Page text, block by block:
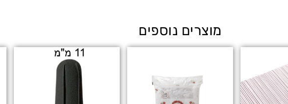
מוצרים נוספים